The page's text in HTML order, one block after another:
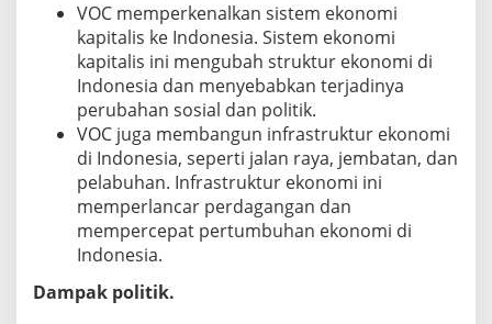
VOC memperkenalkan sistem ekonomi
kapitalis ke Indonesia. Sistem ekonomi
kapitalis ini mengubah struktur ekonomi di
Indonesia dan menyebabkan terjadinya
perubahan sosial dan politik.
VOC juga membangun infrastruktur ekonomi
di Indonesia, seperti jalan raya, jembatan, dan
pelabuhan. Infrastruktur ekonomi ini
memperlancar perdagangan dan
mempercepat pertumbuhan ekonomi di
Indonesia.
Dampak politik.